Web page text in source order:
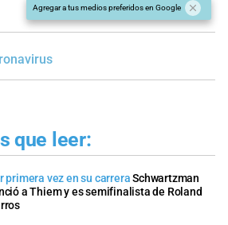
Agregar a tus medios preferidos en Google
que leer:
primera vez en su carreraSchwartzman
a Thiem y es semifinalista de Roland